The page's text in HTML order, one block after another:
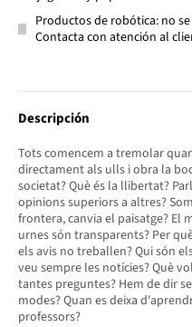
Productos de robótica: no
Contacta con atención al
Descripción
Tots comencem a tremolar
directament als ulls i obra la
societat? Què és la llibertat?
opinions superiors a altres?
frontera, canvia el paisatge? El
urnes són transparents? Per
els avis no treballen? Qui són
veu sempre les notícies? Què
tantes preguntes? Hem de dir
modes? Quan es deixa
professors?